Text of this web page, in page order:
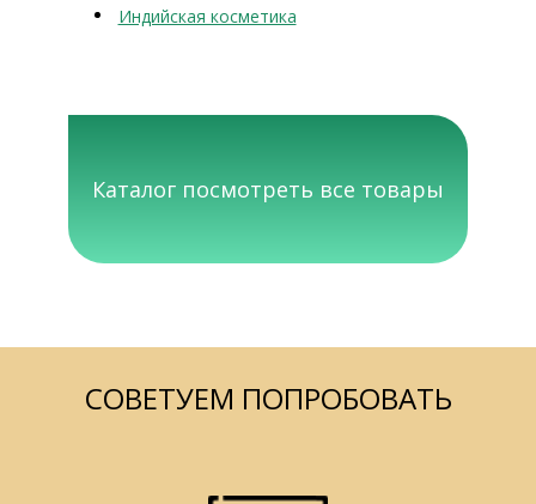
Индийская косметика
Каталог посмотреть все товары
СОВЕТУЕМ ПОПРОБОВАТЬ